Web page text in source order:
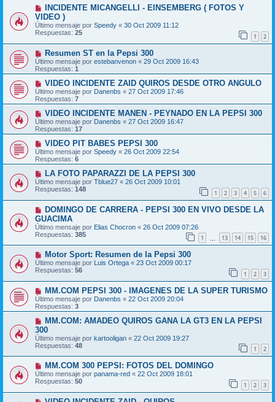
INCIDENTE MICANGELLI - EINSEMBERG ( FOTOS Y
VIDEO )
Último mensaje por Speedy « 30 Oct 2009 11:12
Respuestas: 25 1 2
Resumen ST en la Pepsi 300
Último mensaje por estebanvenon « 29 Oct 2009 16:43
Respuestas: 1
VIDEO INCIDENTE ZAID QUIROS DESDE OTRO ANGULO
Último mensaje por Danenbs « 27 Oct 2009 17:46
Respuestas: 7
VIDEO INCIDENTE MANEN - PEYNADO EN LA PEPSI 300
Último mensaje por Danenbs « 27 Oct 2009 16:47
Respuestas: 17
VIDEO PIT BABES PEPSI 300
Último mensaje por Speedy « 26 Oct 2009 22:54
Respuestas: 6
LA FOTO PAPARAZZI DE LA PEPSI 300
Último mensaje por Tblue27 « 26 Oct 2009 10:01
Respuestas: 148 1 2 3 4 5 6
DOMINGO DE CARRERA - PEPSI 300 EN VIVO DESDE LA
GUACIMA
Último mensaje por Elias Chocron « 26 Oct 2009 07:26
Respuestas: 385 1 13 14 15 16
Motor Sport: Resumen de la Pepsi 300
Último mensaje por Luis Ortega « 23 Oct 2009 00:17
Respuestas: 56 1 2 3
MM.COM PEPSI 300 - IMAGENES DE LA SUPER TURISMO
Último mensaje por Danenbs « 22 Oct 2009 20:04
Respuestas: 3
MM.COM: AMADEO QUIROS GANA LA GT3 EN LA PEPSI
300
Último mensaje por kartooligan « 22 Oct 2009 19:27
Respuestas: 48 1 2
MM.COM 300 PEPSI: FOTOS DEL DOMINGO
Último mensaje por panama-red « 22 Oct 2009 18:01
Respuestas: 50 1 2 3